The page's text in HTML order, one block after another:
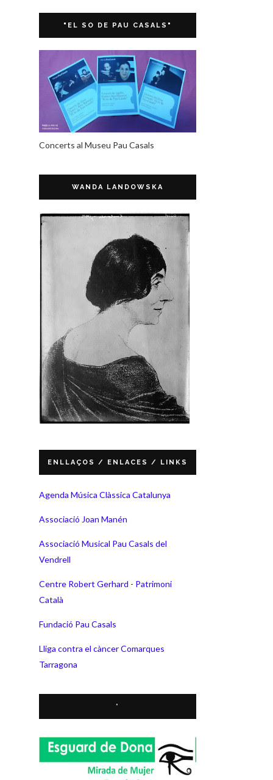
"EL SO DE PAU CASALS"
Concerts al Museu Pau Casals
WANDA LANDOWSKA
ENLLAÇOS / ENLACES / LINKS
Agenda Música Clàssica Catalunya
Associació Joan Manén
Associació Musical Pau Casals del
Vendrell
Centre Robert Gerhard - Patrimoni
Català
Fundació Pau Casals
Lliga contra el càncer Comarques
Tarragona
*